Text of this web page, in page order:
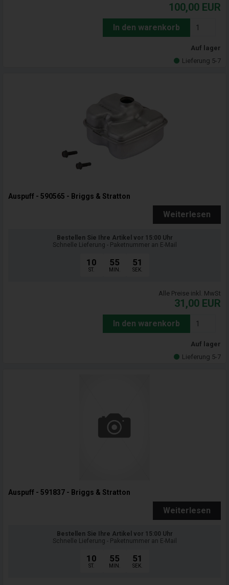
100,00 EUR
In den warenkorb
Auf lager
Lieferung 5-7
Auspuff - 590565 - Briggs & Stratton
Weiterlesen
Bestellen Sie Ihre Artikel vor 15:00 Uhr
Schnelle Lieferung - Paketnummer an E-Mail
10
ST.
55
MIN.
50
SEK.
Alle Preise inkl. MwSt
31,00 EUR
In den warenkorb
Auf lager
Lieferung 5-7
Auspuff - 591837 - Briggs & Stratton
Weiterlesen
Bestellen Sie Ihre Artikel vor 15:00 Uhr
Schnelle Lieferung - Paketnummer an E-Mail
10
ST.
55
MIN.
50
SEK.